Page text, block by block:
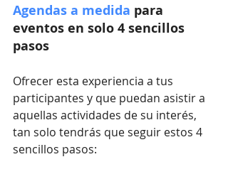
Agendas a medida para
eventos en solo 4 sencillos
pasos
Ofrecer esta experiencia a tus
participantes y que puedan asistir a
aquellas actividades de su interés,
tan solo tendrás que seguir estos 4
sencillos pasos: